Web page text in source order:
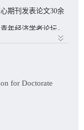
期刊发表论文30余
年经济学者论坛，
交部繁荣基金、国
规划重大项目、重
for Doctorate